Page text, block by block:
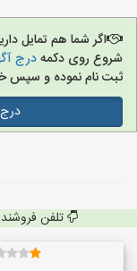
اگر شما هم تمایل
شروع روی دکمهدرج
ثبت نام نموده و سپس
تلفن